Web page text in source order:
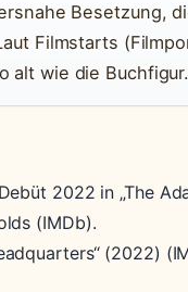
Besetzung,
Filmstarts
alt wie die
2022 in „The
(IMDb).
(2022)